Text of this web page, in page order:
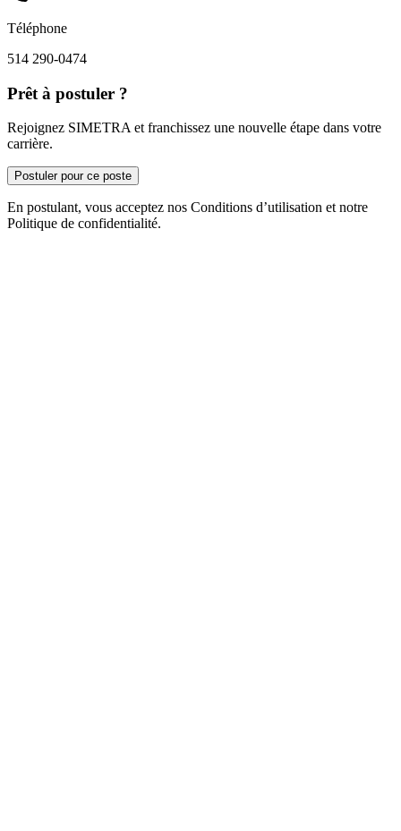
Téléphone
514 290-0474
Prêt à postuler ?
Rejoignez SIMETRA et franchissez une nouvelle étape dans votre
carrière.
Postuler pour ce poste
En postulant, vous acceptez nos Conditions d’utilisation et notre
Politique de confidentialité.